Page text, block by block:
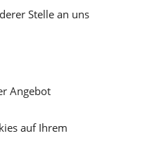
Stelle an uns
Angebot
auf Ihrem